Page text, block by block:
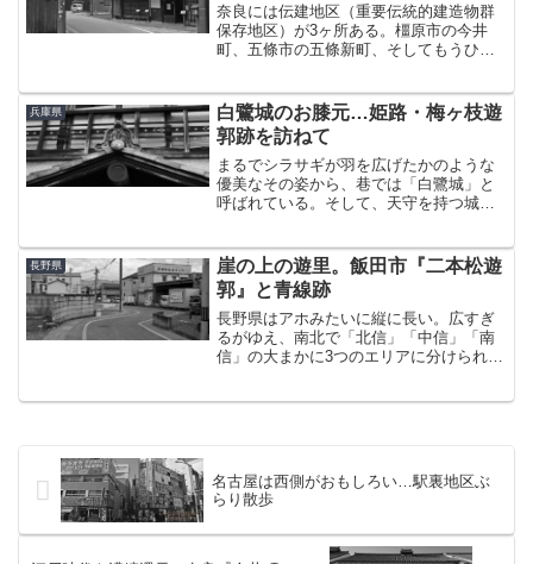
奈良には伝建地区（重要伝統的建造物群
保存地区）が3ヶ所ある。橿原市の今井
町、五條市の五條新町、そしてもうひと
は単車で奈良を訪れた。自宅からだいた
い80km。阪神高速経由...
兵庫県
白鷺城のお膝元…姫路・梅ヶ枝遊
郭跡を訪ねて
まるでシラサギが羽を広げたかのような
優美なその姿から、巷では「白鷺城」と
呼ばれている。そして、天守を持つ城で
に来たのは、灼けるような陽射しが照り
つける或る真夏の日だった。...
長野県
崖の上の遊里。飯田市『二本松遊
郭』と青線跡
長野県はアホみたいに縦に長い。広すぎ
るがゆえ、南北で「北信」「中信」「南
信」の大まかに3つのエリアに分けられ
名古屋は西側がおもしろい…駅裏地区ぶ
らり散歩